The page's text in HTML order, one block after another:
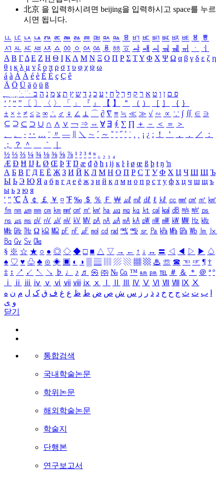
北京 을 입력하시려면 beijing을 입력하시고 space를 누르
시면 됩니다.
ㅥ ㅦ ㅧ ㅨ ㅩ ㅪ ㅫ ㅬ ㅭ ㅮ ㅯ ㅰ ㅱ ㅲ ㅳ ㅴ ㅵ ㅶ ㅷ ㅸ
ㅹ
ㅺ ㅻ ㅼ ㅽ ㅾ ㅿ ㆀ ㆁ ㆂ ㆃ ㆄ ㆅ ㆆ ㆇ ㆈ ㆉ ㆊ ㆋ ㆌ ㆍ
ㆎ
Α Β ΓΔ Ε Ζ Η Θ Ι ΚΛ Μ Ν Ξ Ο Π Ρ Σ ΤΥ Φ Χ Ψ Ω α β γ δ ε ζ η
θ ι κ λ μ ν ξ ο π ρ σ τ υ φ χ ψ ω
á à Á À é è É È ç Ç ê
Ä Ö Ü ä ö ü ß
ִֶֹ ֻּ ׁׂ פ ם ן ו ט א ר ק ף ך ל ח י ע כ ג ד ש ץ ת צ מ נ ה ב
‘ ’ “ ” 〔 〕 〈 〉 「 」 『 』 【 】 ＂ （ ） ［ ］ ｛ ｝
± × ÷ ≠ ≤ ≥ ∞ ∴ ♂ ♀ ∠ ⊥ ⌒ ∂ ∇ ≡ ≒ ≪ ≫ √ ∽ ∝ ∵ ∫ ∬ ∈ ∋
⊆ ⊇ ⊂ ⊃ ∪ ∩ ∧ ∨ ￢ ⇒ ⇔ ∀ ∃ ∮ ∑ ∏ ＋ － ＜ ＝
＞
、
。 · ‥ … ¨ 〃 ― ＼ ∼ ´ ～ ˇ ˘ ˝ ˚ ˙ ¸ ¡ ¿ ː ！ ＇ ， ． ／
：
；
？ ＾ ｀
½ ⅓ ⅔ ¼ ¾ ⅛ ⅜ ⅝ ⅞ ¹ ² ³ ⁴ ⁿ ₁ ₂ ₃ ₄
Æ Ð Ħ Ĳ Ł Ø Œ Þ Ŧ Ŋ æ đ ð ħ ı ĳ ĸ ŀ ł ø œ ß þ ŧ ŋ ŉ
А Б В Г Д Е Ё Ж З И Й К Л М Н О П Р С Т У Ф Х Ц Ч Ш Щ Ъ
Ы Ь Э Ю Я а б в г д е ё ж з и й к л м н о п р с т у ф х ц ч ш щ ъ
ы ь э ю я
′ ″ ℃ Å ￠ ￡ ￥ ¤ ℉ ‰ ＄ ％ Ｆ ￦ ㎕ ㎖ ㎗ ℓ ㎘ ㏄ ㎣ ㎤ ㎥ ㎦
㎙ ㎚ ㎛ ㎜ ㎝ ㎞ ㎟ ㎠ ㎡ ㎢ ㏊ ㎍ ㎎ ㎏ ㏏ ㎈ ㎉ ㏈ ㎧ ㎨ ㎰
㎱ ㎲ ㎳ ㎴ ㎵ ㎶ ㎷ ㎸ ㎹ ㎀ ㎁ ㎂ ㎃ ㎄ ㎺ ㎻ ㎽ ㎾ ㎿ ㎐ ㎑
㎒ ㎓ ㎔ Ω ㏀ ㏁ ㎊ ㎋ ㎌ ㏖ ㏅ ㎭ ㎮ ㎯ ㏛ ㎩ ㎪ ㎫ ㎬ ㏝ ㏐
㏓
㏃ ㏉ ㏜ ㏆
§ ※ ☆ ★ ○ ● ◎ ◇ ◆ □ ■ △ ▽ → ← ↑ ↓ ↔ 〓 ◁ ◀ ▷ ▶ ♤
♠ ♡ ♥ ♧ ♣ ⊙ ◈ ▣ ◐ ◑ ▒ ▤ ▨ ▧ ▦ ▩ ♨ ☏ ☎ ☜ ☞ ¶ †
‡ ↕ ↗ ↙ ↖ ↘ ♭ ♩ ♪ ♬ ㉿ ㈜ № ㏇ ™ ㏂ ㏘ ℡ ＃ ＆ ＊ ＠ ª º
ⅰ
ⅱ ⅲ ⅳ ⅴ ⅵ ⅶ ⅷ ⅸ ⅹ Ⅳ Ⅴ Ⅵ Ⅶ Ⅷ Ⅸ Ⅹ
ب ت ث ج ح خ د ذ ر ز س ش ص ض ط ظ ع غ ف ق ک ل م ن ه
و ی
닫기
통합검색
국내학술논문
학위논문
해외학술논문
학술지
단행본
연구보고서